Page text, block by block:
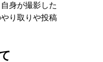
身が撮影した
り取りや投稿